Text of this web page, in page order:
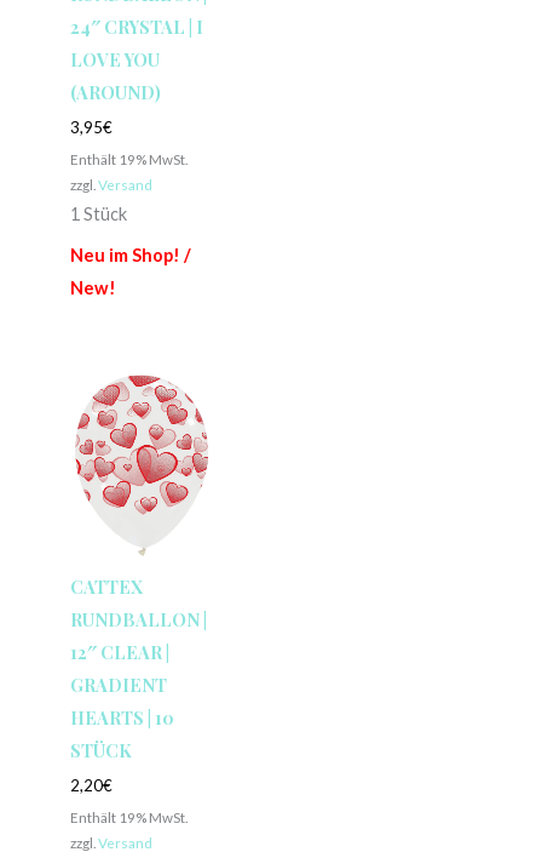
24″ CRYSTAL | I
LOVE YOU
(AROUND)
3,95€
Enthält 19% MwSt.
zzgl. Versand
1 Stück
Neu im Shop! /
New!
CATTEX
RUNDBALLON |
12″ CLEAR |
GRADIENT
HEARTS | 10
STÜCK
2,20€
Enthält 19% MwSt.
zzgl. Versand